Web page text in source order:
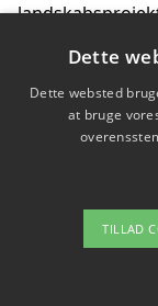
Gør haven til
Om
Dette
Dette websted
at bruge
TILLAD